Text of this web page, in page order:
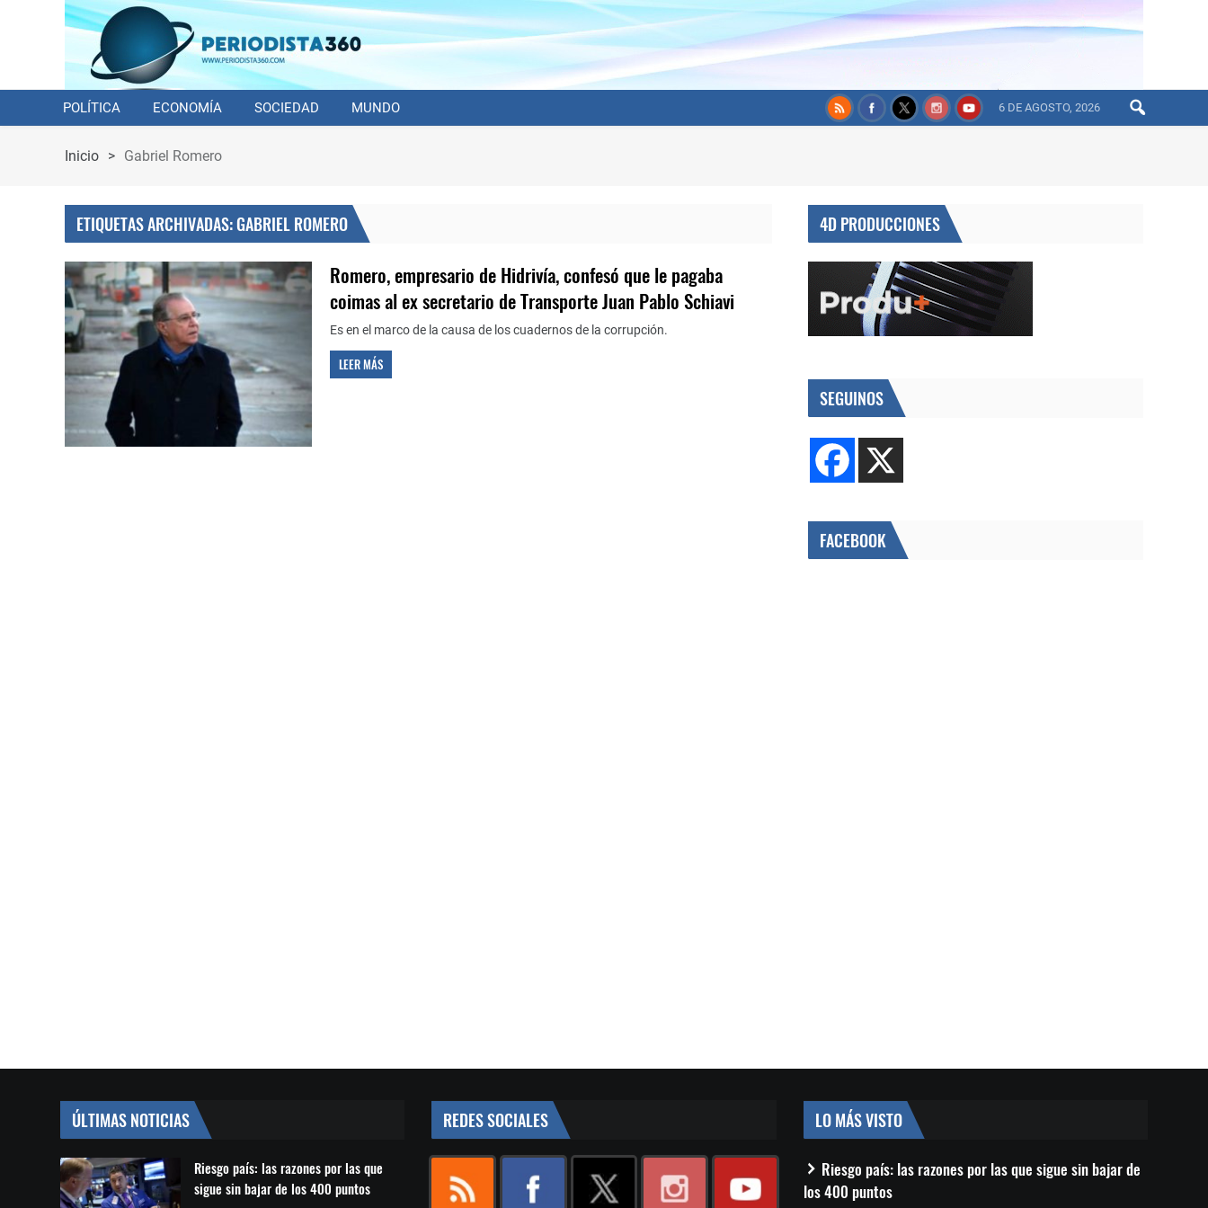
POLÍTICA ECONOMÍA SOCIEDAD MUNDO 6 DE AGOSTO, 2026
Inicio > Gabriel Romero
ETIQUETAS ARCHIVADAS: GABRIEL ROMERO
Romero, empresario de Hidrivía, confesó que le pagaba
coimas al ex secretario de Transporte Juan Pablo Schiavi
Es en el marco de la causa de los cuadernos de la corrupción.
LEER MÁS
4D PRODUCCIONES
SEGUINOS
FACEBOOK
ÚLTIMAS NOTICIAS
Riesgo país: las razones por las que
sigue sin bajar de los 400 puntos
REDES SOCIALES LO MÁS VISTO
Riesgo país: las razones por las que sigue sin bajar de
los 400 puntos